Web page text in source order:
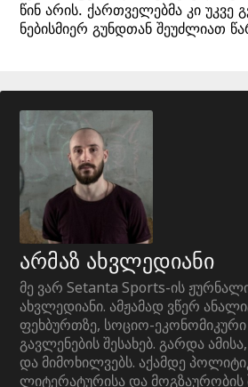
წინ არის. ქართველებმა კი უკვე
ნებისმიერ გუნდთან შეუძლიათ
არმაზ ახვლედიანი
მე ვარ Setanta Sports-ის
ახვლედიანი. ამჟამად ვწერ
ფეხბურთზე, სოციო-
გავლენების შესახებ. გარდა
და მიმოხილვებს. აქამდე
ლიტერატურისა და მოგზაურობის